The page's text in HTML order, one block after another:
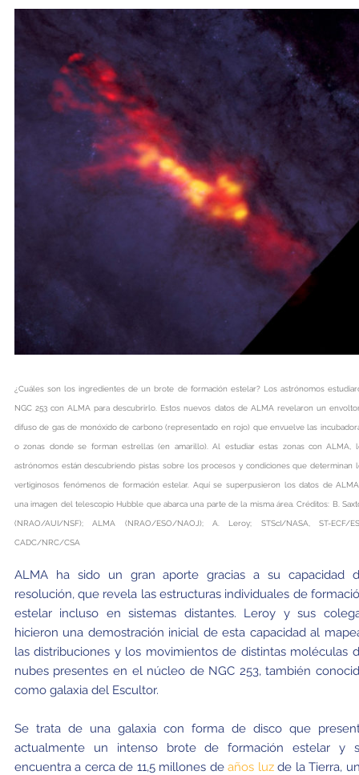
¿Cuáles son los ingredientes de un brote de formación estelar? Los astrónomos
NGC 253 con ALMA para descubrirlo. Estos nuevos datos de ALMA revelaron un
difuso de gas de monóxido de carbono (representado en rojo) que envuelve las
o zonas donde se forman estrellas (en amarillo). Al estudiar estas zonas con ALMA,
astrónomos están descubriendo pistas sobre los procesos y condiciones que determinan
vertiginosos fenómenos de formación estelar. Aquí se superpusieron los datos de
una imagen del telescopio Hubble que abarca una parte de la misma área. Créditos: B.
(NRAO/AUI/NSF); ALMA (NRAO/ESO/NAOJ); A. Leroy; STScI/NASA, ST-ECF/
CADC/NRC/CSA
ALMA ha sido un gran aporte gracias a su capacidad
resolución, que revela las estructuras individuales de
estelar incluso en sistemas distantes. Leroy y sus
hicieron una demostración inicial de esta capacidad al
las distribuciones y los movimientos de distintas moléculas
nubes presentes en el núcleo de NGC 253, también
como galaxia del Escultor.
Se trata de una galaxia con forma de disco que
actualmente un intenso brote de formación estelar y
encuentra a cerca de 11,5 millones deaños luzde la Tierra,